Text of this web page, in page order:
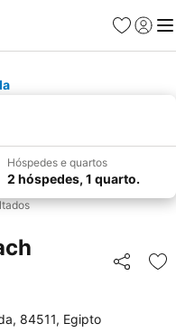
Favoritos
Iniciar
Hóspedes e quartos
2 hóspedes, 1 quarto.
Partilhar
84511, Egipto